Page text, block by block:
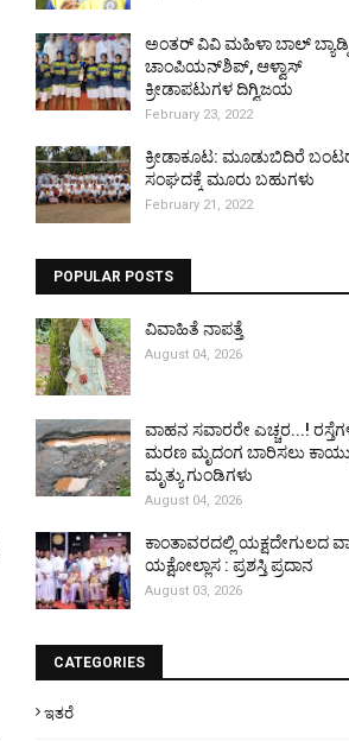
ಅಂತರ್ ವಿವಿ ಮಹಿಳಾ ಬಾಲ್
ಚಾಂಪಿಯನ್‌ಶಿಪ್, ಆಳ್ವಾಸ್
ಕ್ರೀಡಾಪಟುಗಳ ದಿಗ್ವಿಜಯ
February 23, 2022
ಕ್ರೀಡಾಕೂಟ: ಮೂಡುಬಿದಿರೆ
ಸಂಘದಕ್ಕೆ ಮೂರು ಬಹುಗಳು
February 21, 2022
POPULAR POSTS
ವಿವಾಹಿತೆ ನಾಪತ್ತೆ
August 04, 2026
ವಾಹನ ಸವಾರರೇ ಎಚ್ಚರ...!
ಮರಣ ಮೃದಂಗ ಬಾರಿಸಲು
ಮೃತ್ಯು ಗುಂಡಿಗಳು
August 04, 2026
ಕಾಂತಾವರದಲ್ಲಿ ಯಕ್ಷದೇಗುಲದ
ಯಕ್ಷೋಲ್ಲಾಸ : ಪ್ರಶಸ್ತಿ ಪ್ರದಾನ
August 03, 2026
CATEGORIES
ಇತರೆ